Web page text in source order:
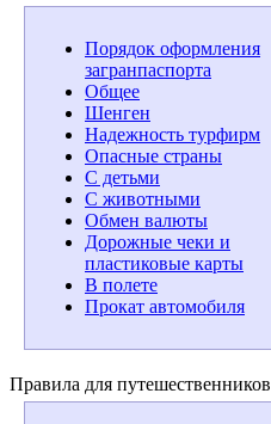
Порядок оформления
загранпаспорта
Общее
Шенген
Надежность турфирм
Опасные страны
С детьми
С животными
Обмен валюты
Дорожные чеки и
пластиковые карты
В полете
Прокат автомобиля
Правила для путешественников